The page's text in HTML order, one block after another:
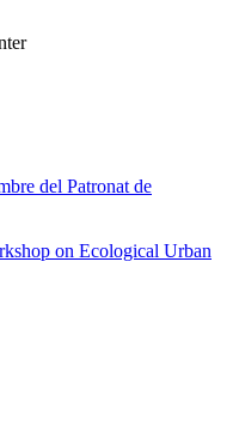
del Patronat de
on Ecological Urban